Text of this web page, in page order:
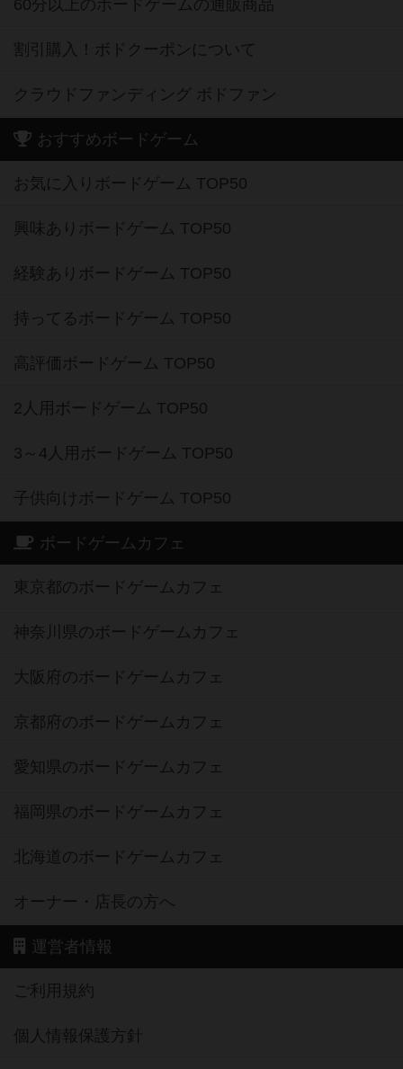
60分以上のボードゲームの通販商品
割引購入！ボドクーポンについて
クラウドファンディング ボドファン
おすすめボードゲーム
お気に入りボードゲーム TOP50
興味ありボードゲーム TOP50
経験ありボードゲーム TOP50
持ってるボードゲーム TOP50
高評価ボードゲーム TOP50
2人用ボードゲーム TOP50
3～4人用ボードゲーム TOP50
子供向けボードゲーム TOP50
ボードゲームカフェ
東京都のボードゲームカフェ
神奈川県のボードゲームカフェ
大阪府のボードゲームカフェ
京都府のボードゲームカフェ
愛知県のボードゲームカフェ
福岡県のボードゲームカフェ
北海道のボードゲームカフェ
オーナー・店長の方へ
運営者情報
ご利用規約
個人情報保護方針